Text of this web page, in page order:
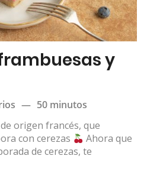
y
— 50 minutos
origen francés, que
con cerezas
Ahora que
de cerezas, te